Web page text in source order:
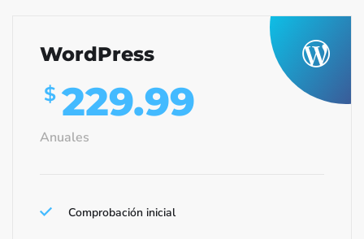
WordPress
$ 229.99
Anuales
Comprobación inicial